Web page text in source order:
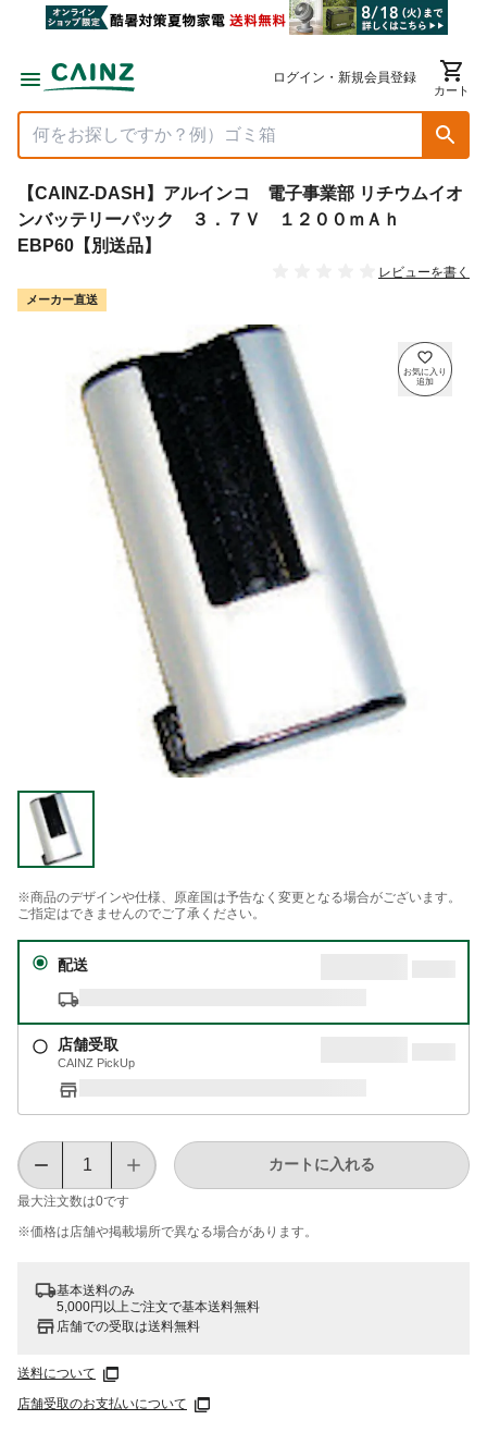
ログイン・新規会員登録
カート
【CAINZ-DASH】アルインコ 電子事業部 リチウムイオ
ンバッテリーパック ３．７Ｖ １２００ｍＡｈ
EBP60【別送品】
レビューを書く
メーカー直送
※商品のデザインや仕様、原産国は予告なく変更となる場合がございます。
ご指定はできませんのでご了承ください。
配送
店舗受取
CAINZ PickUp
最大注文数は0です
カートに入れる
※価格は​店舗や​掲載場所で​異なる​場合が​あります。
基本送料のみ
5,000円以上ご注文で基本送料無料
店舗での受取は送料無料
送料について
店舗受取のお支払いについて